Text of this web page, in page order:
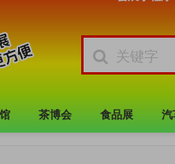
茶博会 食品展